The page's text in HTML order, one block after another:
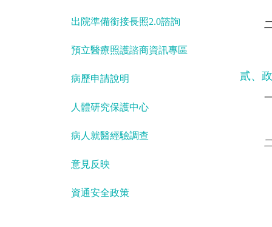
出院準備銜接長照2.0諮詢
預立醫療照護諮商資訊專區
病歷申請說明
人體研究保護中心
病人就醫經驗調查
意見反映
資通安全政策
貳、